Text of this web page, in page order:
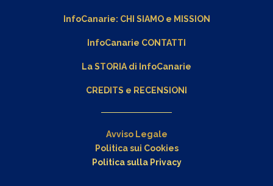
InfoCanarie: CHI SIAMOe MISSION
InfoCanarie CONTATTI
La STORIA di InfoCanarie
CREDITS e RECENSIONI
Avviso Legale
Politica sui Cookies
Politica sulla Privacy